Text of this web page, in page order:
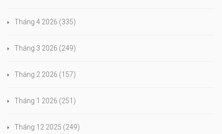
Tháng 4 2026 (335)
Tháng 3 2026 (249)
Tháng 2 2026 (157)
Tháng 1 2026 (251)
Tháng 12 2025 (249)